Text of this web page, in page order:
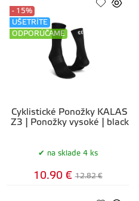
Cyklistické Ponožky KALAS
Z3 | Ponožky vysoké | black
- 15%
UŠETRÍTE
ODPORÚČAME
na sklade 4 ks
10.90 € 12.82 €